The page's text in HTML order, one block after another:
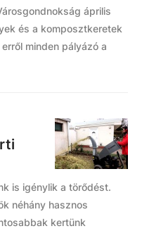
április
és a komposztkeretek
minden pályázó a
is igénylik a törődést.
néhány hasznos
kertünk